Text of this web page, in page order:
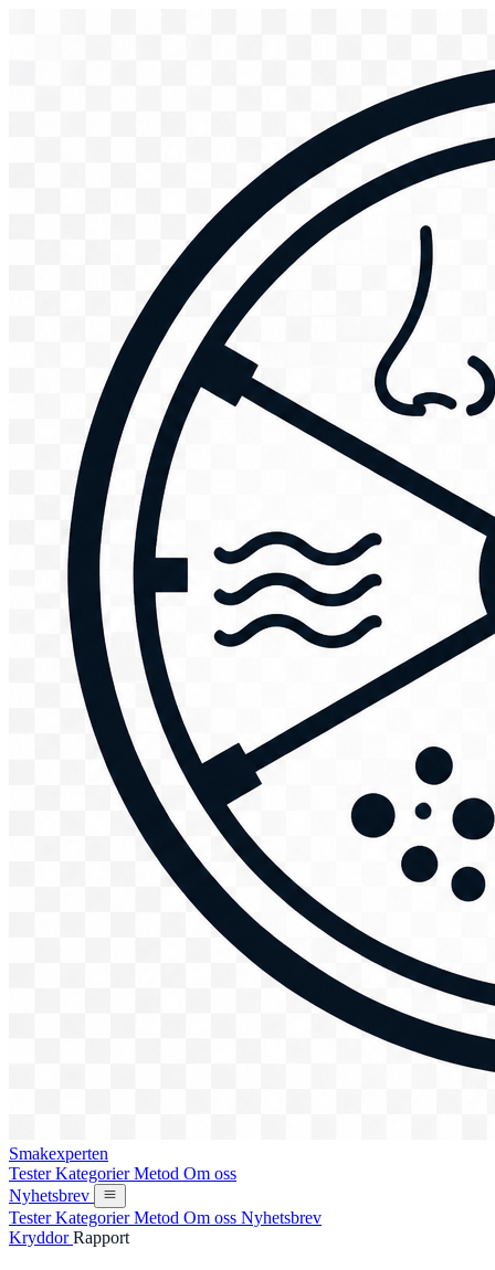
Smakexperten
TesterKategorierMetod Om oss
Nyhetsbrev
TesterKategorierMetod Om oss Nyhetsbrev
KryddorRapport